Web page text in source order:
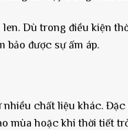
Dù trong điều kiện
bảo được sự ấm áp.
chất liệu khác. Đặc
mùa hoặc khi thời tiết